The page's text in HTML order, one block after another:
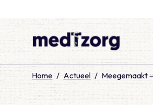
Home / Actueel / Meegemaakt